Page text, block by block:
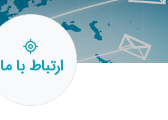
ارتباط با ما